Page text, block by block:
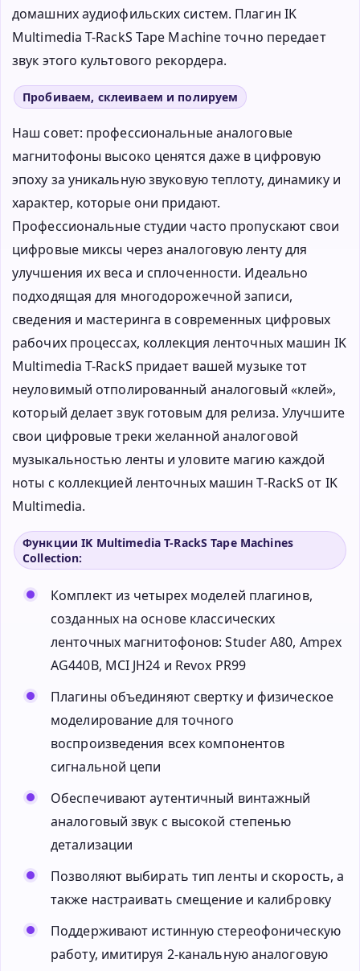
домашних аудиофильских систем. Плагин IK
Multimedia T-RackS Tape Machine точно передает
звук этого культового рекордера.
Пробиваем, склеиваем и полируем
Наш совет: профессиональные аналоговые
магнитофоны высоко ценятся даже в цифровую
эпоху за уникальную звуковую теплоту, динамику и
характер, которые они придают.
Профессиональные студии часто пропускают свои
цифровые миксы через аналоговую ленту для
улучшения их веса и сплоченности. Идеально
подходящая для многодорожечной записи,
сведения и мастеринга в современных цифровых
рабочих процессах, коллекция ленточных машин IK
Multimedia T-RackS придает вашей музыке тот
неуловимый отполированный аналоговый «клей»,
который делает звук готовым для релиза. Улучшите
свои цифровые треки желанной аналоговой
музыкальностью ленты и уловите магию каждой
ноты с коллекцией ленточных машин T-RackS от IK
Multimedia.
Функции IK Multimedia T-RackS Tape Machines
Collection:
Комплект из четырех моделей плагинов,
созданных на основе классических
ленточных магнитофонов: Studer A80, Ampex
AG440B, MCI JH24 и Revox PR99
Плагины объединяют свертку и физическое
моделирование для точного
воспроизведения всех компонентов
сигнальной цепи
Обеспечивают аутентичный винтажный
аналоговый звук с высокой степенью
детализации
Позволяют выбирать тип ленты и скорость, а
также настраивать смещение и калибровку
Поддерживают истинную стереофоническую
работу, имитируя 2-канальную аналоговую